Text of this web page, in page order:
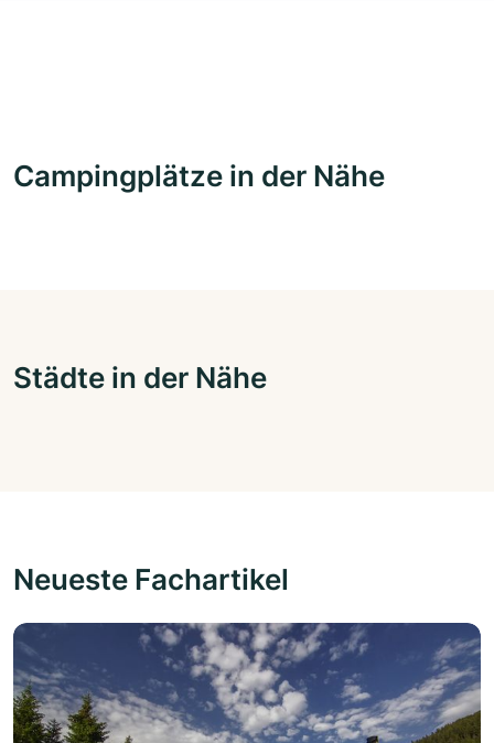
Campingplätze in der Nähe
Städte in der Nähe
Neueste Fachartikel